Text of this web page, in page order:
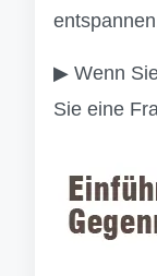
▶ Wenn
Sie eine